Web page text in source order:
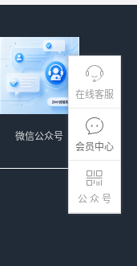
在线客服
会员中心
公 众 号
微信公众号